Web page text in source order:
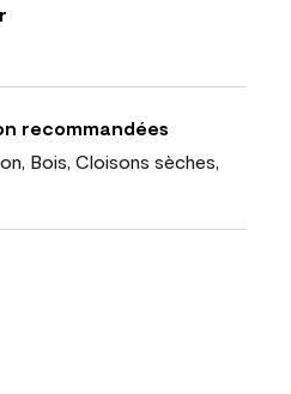
recommandées
Bois, Cloisons sèches,